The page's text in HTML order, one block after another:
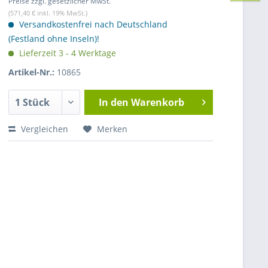
(571,40 € inkl. 19% MwSt.)
Versandkostenfrei nach Deutschland
(Festland ohne Inseln)!
Lieferzeit 3 - 4 Werktage
Artikel-Nr.: 10865
In den Warenkorb
Vergleichen Merken